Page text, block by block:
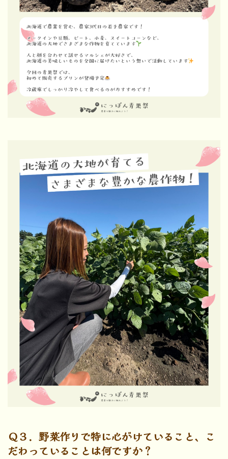
Ｑ３．野菜作りで特に心がけていること、こ
だわっていることは何ですか？